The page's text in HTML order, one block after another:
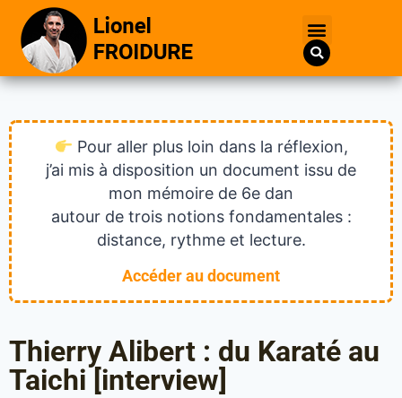
Pour aller plus loin dans la réflexion,
j’ai mis à disposition un document issu de
mon mémoire de 6e dan
autour de trois notions fondamentales :
distance, rythme et lecture.
Accéder au document
Thierry Alibert : du Karaté au
Taichi [interview]